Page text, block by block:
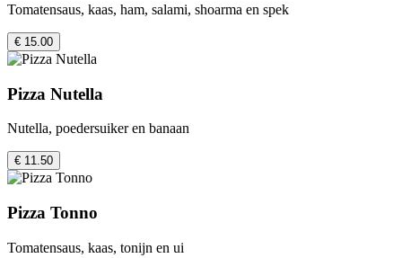
Tomatensaus, kaas, ham, salami, shoarma en spek
€ 15.00
Pizza Nutella
Nutella, poedersuiker en banaan
€ 11.50
Pizza Tonno
Tomatensaus, kaas, tonijn en ui